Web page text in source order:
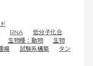
RNA
低分子化合
生物種：動物
生物
瘍 試験系構築
タン